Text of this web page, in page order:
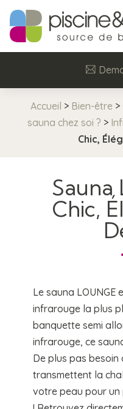
Accueil > Bien-être >
sauna chez soi ? >
Chic,
Sauna
Chic,
Le sauna LOUNGE
infrarouge la plus
banquette semi
infrarouge, ce
De plus pas besoin
transmettent la
votre peau pour un